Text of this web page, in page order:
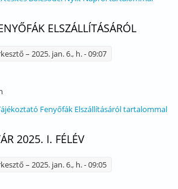
ELSZÁLLÍTÁSÁRÓL
– 2025. jan. 6., h. - 09:07
Fenyőfák Elszállításáról tartalommal
2025. I. FÉLÉV
– 2025. jan. 6., h. - 09:05